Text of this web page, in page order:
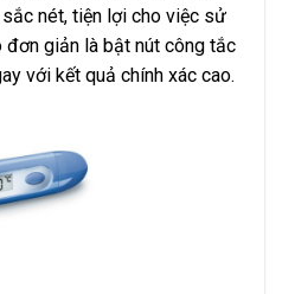
sắc nét, tiện lợi cho việc sử
đơn giản là bật nút công tắc
với kết quả chính xác cao.